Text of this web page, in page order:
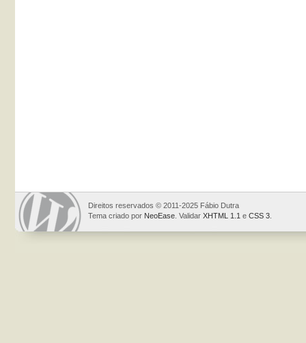
Direitos reservados © 2011-2025 Fábio Dutra
Tema criado por NeoEase . Validar XHTML 1.1 e CSS 3